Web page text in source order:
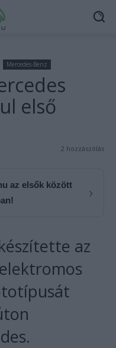
Mercedes-Benz
első
2 hozzászólás
az elsők között
›
az